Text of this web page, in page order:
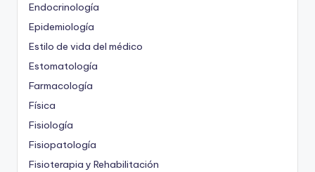
Endocrinología
Epidemiología
Estilo de vida del médico
Estomatología
Farmacología
Física
Fisiología
Fisiopatología
Fisioterapia y Rehabilitación